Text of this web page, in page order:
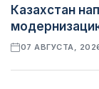
Казахстан
07 АВГУСТА,